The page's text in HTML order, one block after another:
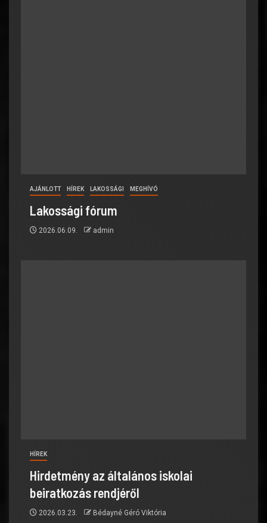
AJÁNLOTT HÍREK LAKOSSÁGI MEGHÍVÓ
Lakossági fórum
2026.06.09. admin
HÍREK
Hirdetmény az általános iskolai
beiratkozás rendjéről
2026.03.23. Bédayné Géró Viktória